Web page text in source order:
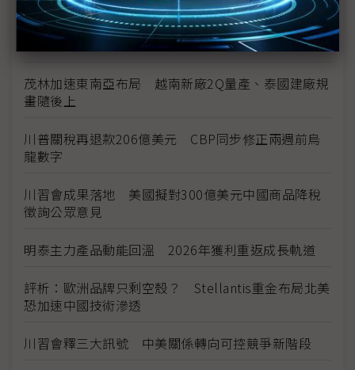
裕隆國產、外銷同步並進 嚴陳莉蓮：AI賦能強化核
心競爭力與轉型
茂林加速東南亞布局 越南新廠2Q量產、泰國建廠規
畫隨後上
川普關稅再退款206億美元 CBP同步修正兩週前烏
龍數字
川習會成果落地 美國擬對300億美元中國商品降稅
徵詢公眾意見
明泰主力產品動能回溫 2026年獲利重返成長軌道
評析：歐洲品牌只剩空殼？ Stellantis重金布局北美
恐加速中國技術滲透
川習會釋三大訊號 中美關係轉向可控競爭新階段